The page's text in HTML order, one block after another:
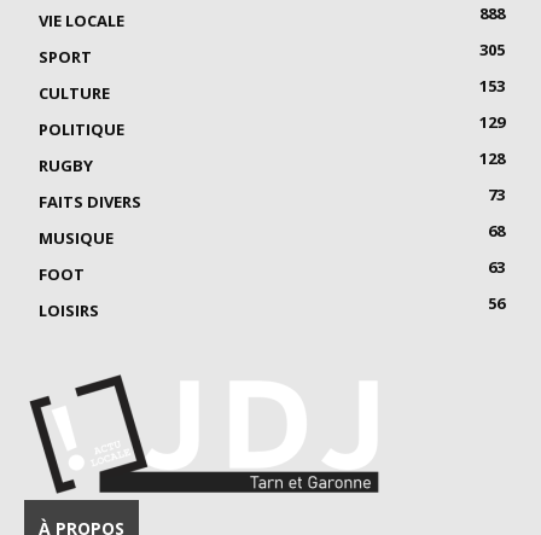
VIE LOCALE
888
SPORT
305
CULTURE
153
POLITIQUE
129
RUGBY
128
FAITS DIVERS
73
MUSIQUE
68
FOOT
63
LOISIRS
56
À PROPOS